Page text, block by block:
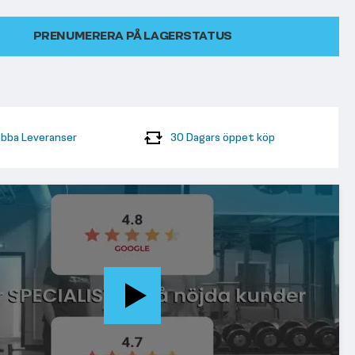
PRENUMERERA PÅ LAGERSTATUS
Leveranser 30 Dagars öppet köp